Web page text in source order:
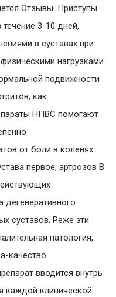
Отзывы. Приступы
3-10 дней,
в суставах при
нагрузками
подвижности
как
НПВС помогают
от боли в коленях.
первое, артрозов В
дегенеративного
суставов. Реже эти
патология,
качество.
вводится внутрь
каждой клинической